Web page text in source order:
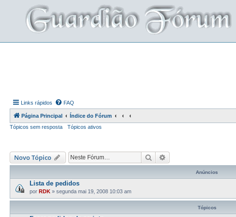
Links rápidos FAQ
Página Principal
Índice do Fórum
Tópicos sem resposta
Tópicos ativos
Novo Tópico Pesquisar
Anúncios
Lista de pedidos
por RDK » segunda mai 19, 2008 10:03 am
Tópicos